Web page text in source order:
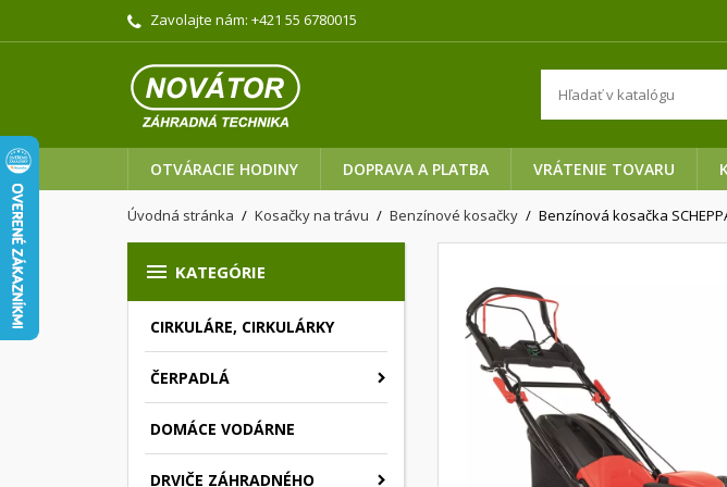
Zavolajte nám: +421 55 6780015
OTVÁRACIE HODINY DOPRAVA A PLATBA VRÁTENIE TOVARU
Úvodná stránka Kosačky na trávu Benzínové kosačky Benzínová kosačka
 KATEGÓRIE
CIRKULÁRE, CIRKULÁRKY
ČERPADLÁ
DOMÁCE VODÁRNE
DRVIČE ZÁHRADNÉHO